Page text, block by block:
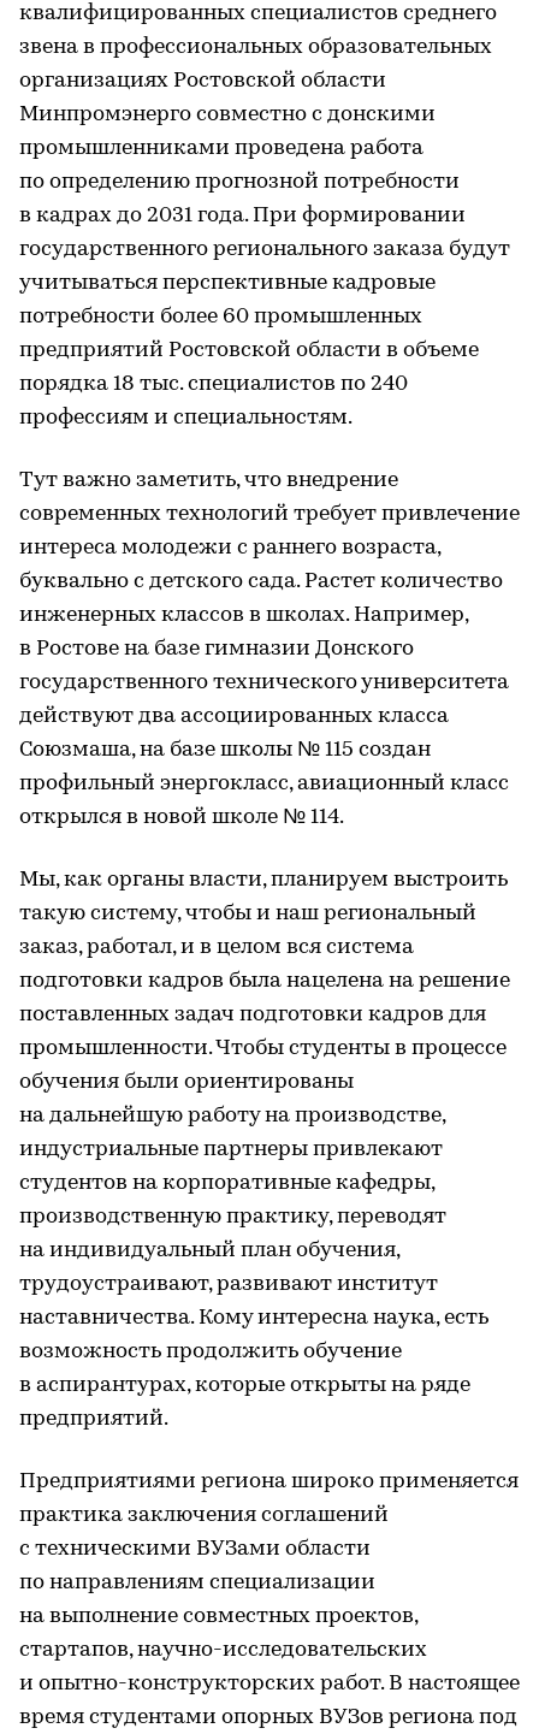
квалифицированных специалистов среднего
звена в профессиональных образовательных
организациях Ростовской области
Минпромэнерго совместно с донскими
промышленниками проведена работа
по определению прогнозной потребности
в кадрах до 2031 года. При формировании
государственного регионального заказа будут
учитываться перспективные кадровые
потребности более 60 промышленных
предприятий Ростовской области в объеме
порядка 18 тыс. специалистов по 240
профессиям и специальностям.
Тут важно заметить, что внедрение
современных технологий требует привлечение
интереса молодежи с раннего возраста,
буквально с детского сада. Растет количество
инженерных классов в школах. Например,
в Ростове на базе гимназии Донского
государственного технического университета
действуют два ассоциированных класса
Союзмаша, на базе школы № 115 создан
профильный энергокласс, авиационный класс
открылся в новой школе № 114.
Мы, как органы власти, планируем выстроить
такую систему, чтобы и наш региональный
заказ, работал, и в целом вся система
подготовки кадров была нацелена на решение
поставленных задач подготовки кадров для
промышленности. Чтобы студенты в процессе
обучения были ориентированы
на дальнейшую работу на производстве,
индустриальные партнеры привлекают
студентов на корпоративные кафедры,
производственную практику, переводят
на индивидуальный план обучения,
трудоустраивают, развивают институт
наставничества. Кому интересна наука, есть
возможность продолжить обучение
в аспирантурах, которые открыты на ряде
предприятий.
Предприятиями региона широко применяется
практика заключения соглашений
с техническими ВУЗами области
по направлениям специализации
на выполнение совместных проектов,
стартапов, научно-исследовательских
и опытно-конструкторских работ. В настоящее
время студентами опорных ВУЗов региона под